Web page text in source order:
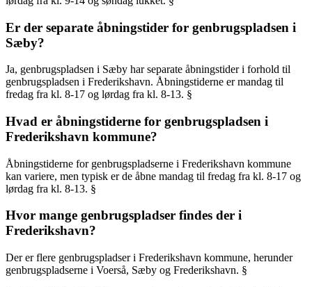
Er der separate åbningstider for genbrugspladsen i
Sæby?
Ja, genbrugspladsen i Sæby har separate åbningstider i forhold til
genbrugspladsen i Frederikshavn. Åbningstiderne er mandag til
fredag fra kl. 8-17 og lørdag fra kl. 8-13. §
Hvad er åbningstiderne for genbrugspladsen i
Frederikshavn kommune?
Åbningstiderne for genbrugspladserne i Frederikshavn kommune
kan variere, men typisk er de åbne mandag til fredag fra kl. 8-17 og
lørdag fra kl. 8-13. §
Hvor mange genbrugspladser findes der i
Frederikshavn?
Der er flere genbrugspladser i Frederikshavn kommune, herunder
genbrugspladserne i Voerså, Sæby og Frederikshavn. §